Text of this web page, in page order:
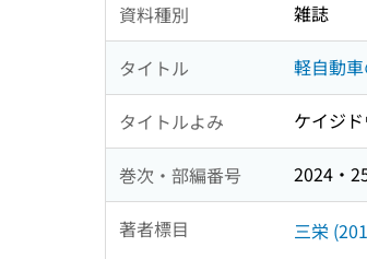
資料種別 雑誌
タイトル 軽自動
タイトルよみ ケイジ
巻次・部編番号 2024・
著者標目 三栄